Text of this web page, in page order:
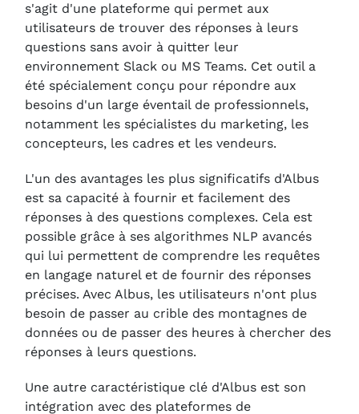
s'agit d'une plateforme qui permet aux
utilisateurs de trouver des réponses à leurs
questions sans avoir à quitter leur
environnement Slack ou MS Teams. Cet outil a
été spécialement conçu pour répondre aux
besoins d'un large éventail de professionnels,
notamment les spécialistes du marketing, les
concepteurs, les cadres et les vendeurs.
L'un des avantages les plus significatifs d'Albus
est sa capacité à fournir et facilement des
réponses à des questions complexes. Cela est
possible grâce à ses algorithmes NLP avancés
qui lui permettent de comprendre les requêtes
en langage naturel et de fournir des réponses
précises. Avec Albus, les utilisateurs n'ont plus
besoin de passer au crible des montagnes de
données ou de passer des heures à chercher des
réponses à leurs questions.
Une autre caractéristique clé d'Albus est son
intégration avec des plateformes de